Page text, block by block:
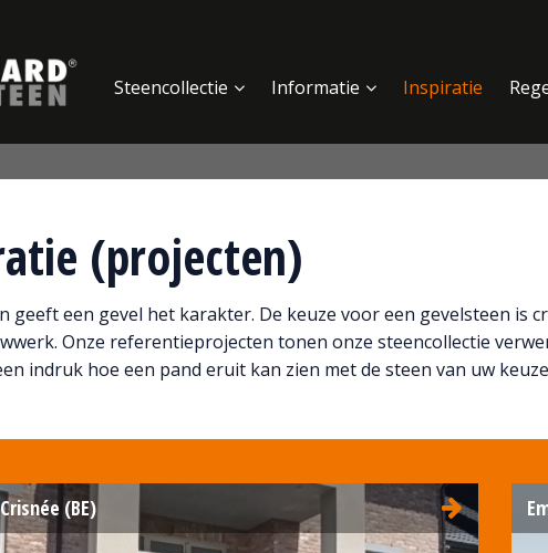
Steencollectie Informatie Inspiratie
(projecten)
geeft een gevel het karakter. De keuze voor een gevelsteen is
Onze referentieprojecten tonen onze steencollectie
indruk hoe een pand eruit kan zien met de steen van uw
(BE)